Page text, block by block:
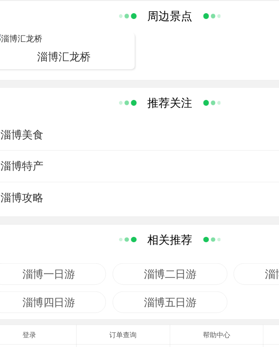
周边景点
淄博汇龙桥
推荐关注
淄博美食
淄博特产
淄博攻略
相关推荐
淄博一日游 淄博二日游 淄
淄博四日游 淄博五日游
登录 订单查询 帮助中心